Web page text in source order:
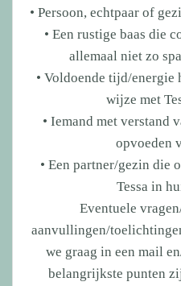
• Persoon, echtpaar of
• Een rustige baas die
allemaal niet zo
• Voldoende tijd/energie
wijze met
• Iemand met verstand
opvoeden
• Een partner/gezin die
Tessa in
Eventuele
aanvullingen/
we graag in een mail
belangrijkste punten